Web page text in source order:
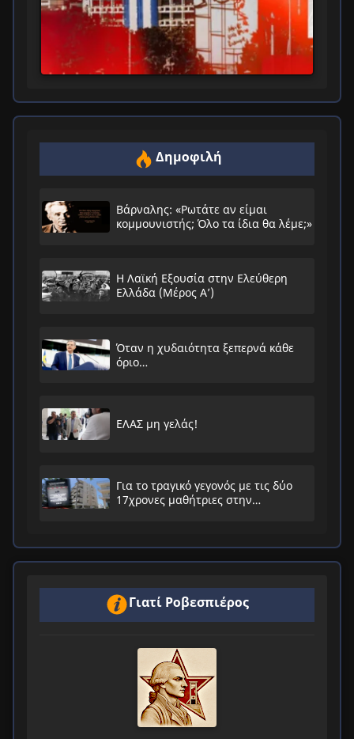
Δημοφιλή
Βάρναλης: «Ρωτάτε αν είμαι
κομμουνιστής; Όλο τα ίδια θα λέμε;»
Η Λαϊκή Εξουσία στην Ελεύθερη
Ελλάδα (Μέρος Α’)
Όταν η χυδαιότητα ξεπερνά κάθε
όριο…
ΕΛΑΣ μη γελάς!
Για το τραγικό γεγονός με τις δύο
17χρονες μαθήτριες στην
Γιατί Ροβεσπιέρος